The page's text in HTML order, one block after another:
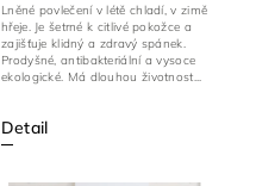
Detail
Lněné povlečení v létě chladí, v zimě
hřeje. Je šetrné k citlivé pokožce a
zajišťuje klidný a zdravý spánek.
Prodyšné, antibakteriální a vysoce
ekologické. Má dlouhou životnost...